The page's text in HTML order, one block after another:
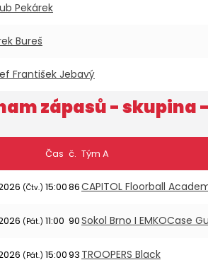
Pekárek
Bureš
František Jebavý
zápasů - skupina -
Čas č. Tým A
(Čtv.) 15:0086CAPITOL Floorball
(Pát.) 11:00 90Sokol Brno I EMKOCase
(Pát.) 15:0093 TROOPERS Black